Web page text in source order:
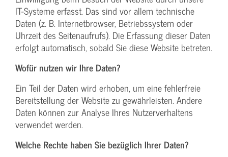
IT-Systeme erfasst. Das sind vor allem technische
Daten (z. B. Internetbrowser, Betriebssystem oder
Uhrzeit des Seitenaufrufs). Die Erfassung dieser Daten
erfolgt automatisch, sobald Sie diese Website betreten.
Wofür nutzen wir Ihre Daten?
Ein Teil der Daten wird erhoben, um eine fehlerfreie
Bereitstellung der Website zu gewährleisten. Andere
Daten können zur Analyse Ihres Nutzerverhaltens
verwendet werden.
Welche Rechte haben Sie bezüglich Ihrer Daten?